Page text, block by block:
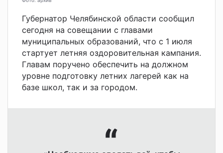
Губернатор Челябинской области сообщил
сегодня на совещании с главами
муниципальных образований, что с 1 июля
стартует летняя оздоровительная кампания.
Главам поручено обеспечить на должном
уровне подготовку летних лагерей как на
базе школ, так и за городом.